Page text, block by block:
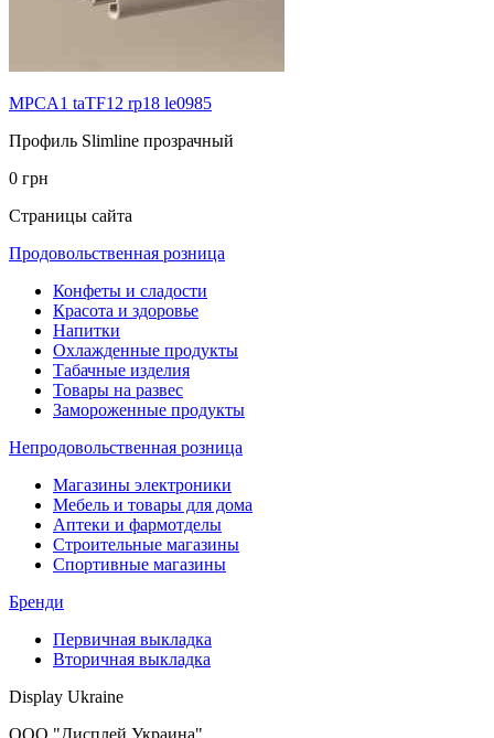
MPCA1 taTF12 rp18 le0985
Профиль Slimline прозрачный
0 грн
Страницы сайта
Продовольственная розница
Конфеты и сладости
Красота и здоровье
Напитки
Охлажденные продукты
Табачные изделия
Товары на развес
Замороженные продукты
Непродовольственная розница
Магазины электроники
Мебель и товары для дома
Аптеки и фармотделы
Строительные магазины
Спортивные магазины
Бренди
Первичная выкладка
Вторичная выкладка
Display Ukraine
ООО "Дисплей Украина"